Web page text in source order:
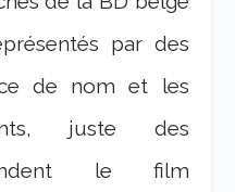
par des
de nom et les
juste des
le film